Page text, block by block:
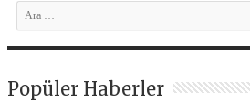
Popüler Haberler